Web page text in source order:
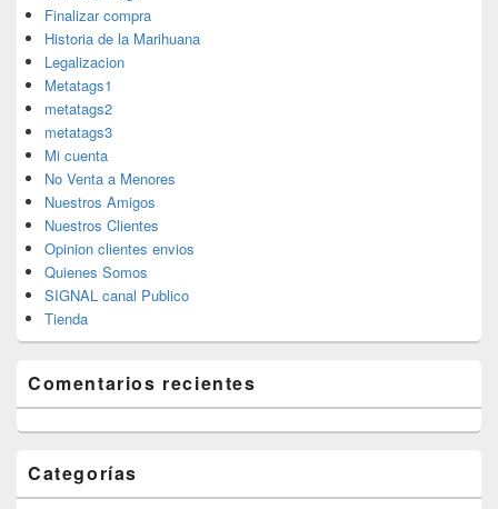
Finalizar compra
Historia de la Marihuana
Legalizacion
Metatags1
metatags2
metatags3
Mi cuenta
No Venta a Menores
Nuestros Amigos
Nuestros Clientes
Opinion clientes envios
Quienes Somos
SIGNAL canal Publico
Tienda
Comentarios recientes
Categorías